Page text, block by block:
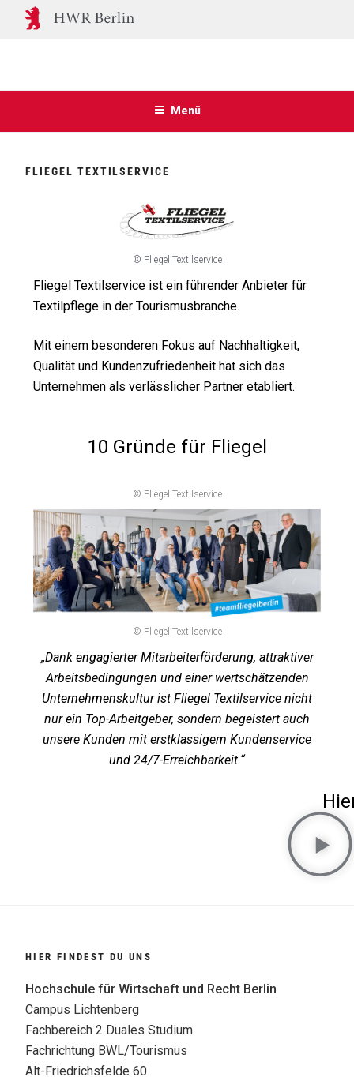
Menü
FLIEGEL TEXTILSERVICE
© Fliegel Textilservice
Fliegel Textilservice ist ein führender An­bieter für
Textilpfle­ge in der Tourismus­branche.
Mit einem besonde­ren Fokus auf Nach­haltigkeit,
Qualität und Kundenzufrie­denheit hat sich das
Unternehmen als verlässlicher Part­ner etabliert.
10 Gründe für Fliegel
© Fliegel Textilservice
© Fliegel Textilservice
„Dank engagierter Mitarbeiterförderung, attraktiver
Arbeitsbedingungen und einer wertschätzenden
Unternehmenskultur ist Fliegel Textilservice nicht
nur ein Top-Arbeitgeber, sondern begeistert auch
unsere Kunden mit erstklassigem Kundenservice
und 24/7-Erreichbarkeit.“
HIER FINDEST DU UNS
Hochschule für Wirtschaft und Recht Berlin
Campus Lichtenberg
Fachbereich 2 Duales Studium
Fachrichtung BWL/Tourismus
Alt-Friedrichsfelde 60